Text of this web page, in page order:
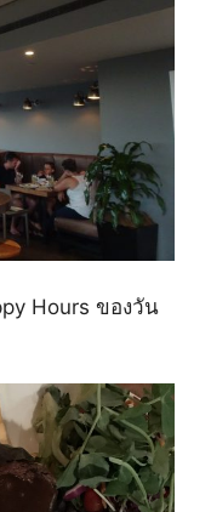
Hours ของวัน